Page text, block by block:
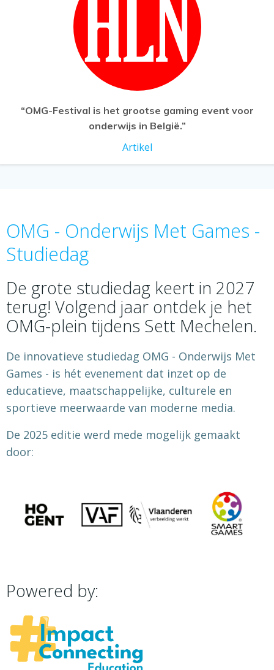
“OMG-Festival is het grootse gaming event voor
onderwijs in België.”
Artikel
OMG - Onderwijs Met Games -
Studiedag
De grote studiedag keert in 2027
terug! Volgend jaar ontdek je het
OMG-plein tijdens Sett Mechelen.
De innovatieve studiedag OMG - Onderwijs Met
Games - is hét evenement dat inzet op de
educatieve, maatschappelijke, culturele en
sportieve meerwaarde van moderne media.
De 2025 editie werd mede mogelijk gemaakt
door:
Powered by: